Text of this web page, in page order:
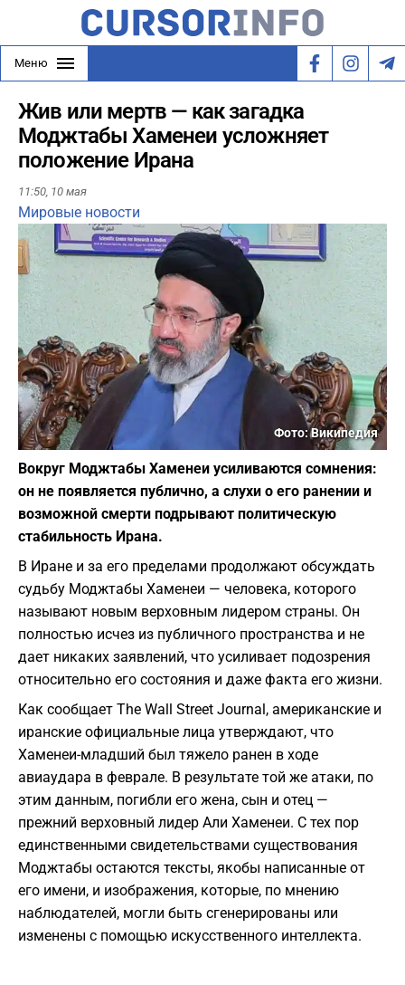
Меню
Жив или мертв — как загадка
Моджтабы Хаменеи усложняет
положение Ирана
11:50, 10 мая
Мировые новости
Фото: Википедия
Вокруг Моджтабы Хаменеи усиливаются сомнения:
он не появляется публично, а слухи о его ранении и
возможной смерти подрывают политическую
стабильность Ирана.
В Иране и за его пределами продолжают обсуждать
судьбу Моджтабы Хаменеи — человека, которого
называют новым верховным лидером страны. Он
полностью исчез из публичного пространства и не
дает никаких заявлений, что усиливает подозрения
относительно его состояния и даже факта его жизни.
Как сообщает The Wall Street Journal, американские и
иранские официальные лица утверждают, что
Хаменеи-младший был тяжело ранен в ходе
авиаудара в феврале. В результате той же атаки, по
этим данным, погибли его жена, сын и отец —
прежний верховный лидер Али Хаменеи. С тех пор
единственными свидетельствами существования
Моджтабы остаются тексты, якобы написанные от
его имени, и изображения, которые, по мнению
наблюдателей, могли быть сгенерированы или
изменены с помощью искусственного интеллекта.